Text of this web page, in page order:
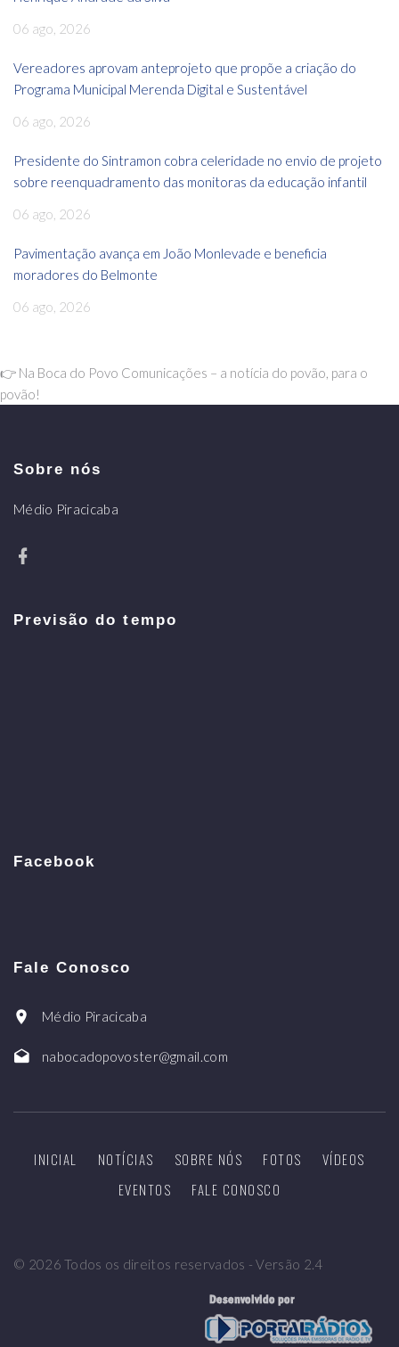
06 ago, 2026
Vereadores aprovam anteprojeto que propõe a criação do
Programa Municipal Merenda Digital e Sustentável
06 ago, 2026
Presidente do Sintramon cobra celeridade no envio de projeto
sobre reenquadramento das monitoras da educação infantil
06 ago, 2026
Pavimentação avança em João Monlevade e beneficia
moradores do Belmonte
06 ago, 2026
👉 Na Boca do Povo Comunicações – a notícia do povão, para o
povão!
Sobre nós
Médio Piracicaba
Previsão do tempo
Facebook
Fale Conosco
Médio Piracicaba
nabocadopovoster@gmail.com
INICIAL NOTÍCIAS SOBRE NÓS FOTOS
VÍDEOS
EVENTOS
FALE CONOSCO
© 2026 Todos os direitos reservados - Versão 2.4